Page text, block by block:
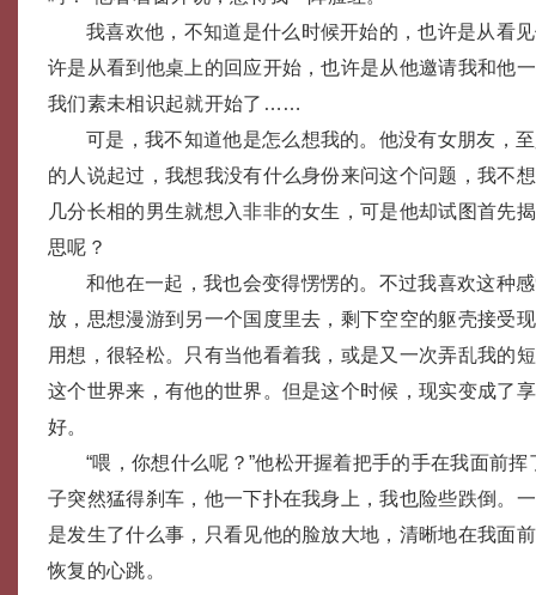
我喜欢他，不知道是什么时候开始的，也许是从看
许是从看到他桌上的回应开始，也许是从他邀请我和他
我们素未相识起就开始了……
可是，我不知道他是怎么想我的。他没有女朋友，
的人说起过，我想我没有什么身份来问这个问题，我不
几分长相的男生就想入非非的女生，可是他却试图首先
思呢？
和他在一起，我也会变得愣愣的。不过我喜欢这种
放，思想漫游到另一个国度里去，剩下空空的躯壳接受
用想，很轻松。只有当他看着我，或是又一次弄乱我的
这个世界来，有他的世界。但是这个时候，现实变成了
好。
“喂，你想什么呢？”他松开握着把手的手在我面前
子突然猛得刹车，他一下扑在我身上，我也险些跌倒。
是发生了什么事，只看见他的脸放大地，清晰地在我面
恢复的心跳。